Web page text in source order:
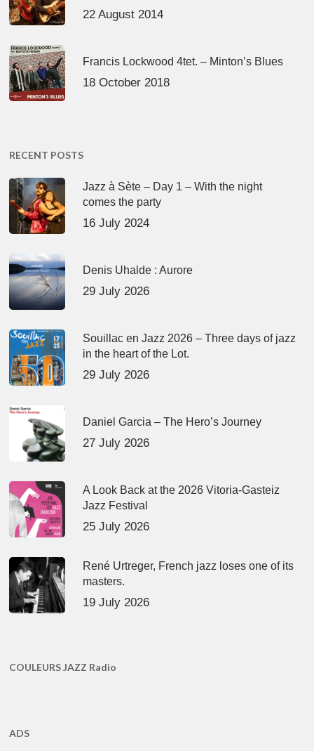
22 August 2014
Francis Lockwood 4tet. – Minton’s Blues
18 October 2018
RECENT POSTS
Jazz à Sète – Day 1 – With the night
comes the party
16 July 2024
Denis Uhalde : Aurore
29 July 2026
Souillac en Jazz 2026 – Three days of jazz
in the heart of the Lot.
29 July 2026
Daniel Garcia – The Hero’s Journey
27 July 2026
A Look Back at the 2026 Vitoria-Gasteiz
Jazz Festival
25 July 2026
René Urtreger, French jazz loses one of its
masters.
19 July 2026
COULEURS JAZZ Radio
ADS